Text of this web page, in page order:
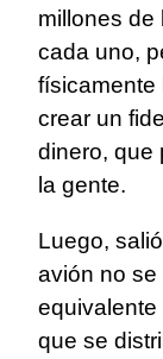
millones de
cada uno,
físicamente
crear un
dinero, que
la gente.
Luego,
avión no se
equivalente
que se